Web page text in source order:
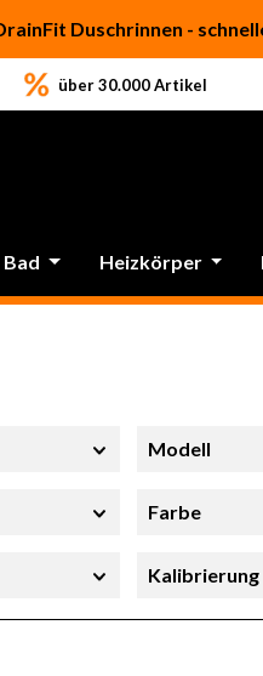
Duschrinnen -
über 30.000 Artikel
Bad Heizkörper
Modell
Farbe
Kalibrierung